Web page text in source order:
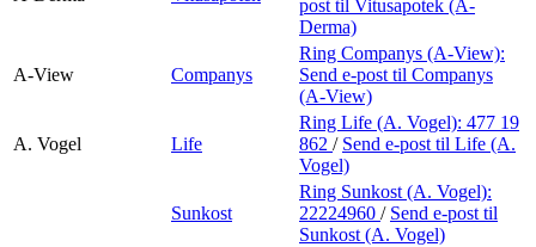
Magasin
post til Vitusapotek (A-
Derma)
A-View Companys
Ring Companys (A-View):
Send e-post til Companys
(A-View)
A. Vogel Life
Ring Life (A. Vogel): 477 19
862 / Send e-post til Life (A.
Vogel)
Sunkost
Ring Sunkost (A. Vogel):
22224960 / Send e-post til
Sunkost (A. Vogel)